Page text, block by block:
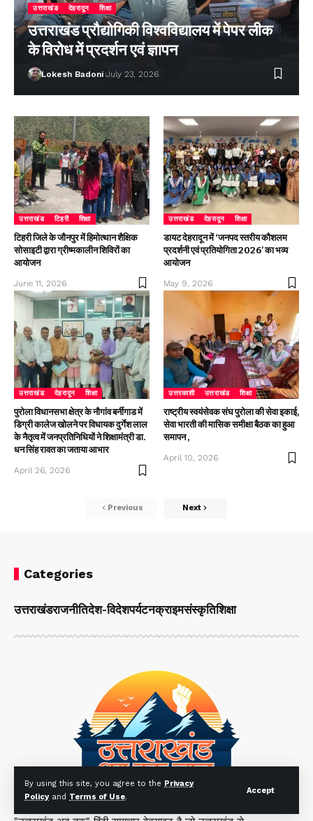
By using this site, you agree to the Privacy
Policyand Terms of Use.
Accept
उत्तराखंड देहरादून शिक्षा
उत्तराखंड प्रौद्योगिकी विश्वविद्यालय में पेपर लीक
के विरोध में प्रदर्शन एवं ज्ञापन
Lokesh Badoni July 23, 2026
उत्तराखंड टिहरी शिक्षा
टिहरी जिले के जौनपुर में हिमोत्थान शैक्षिक
सोसाइटी द्वारा ग्रीष्मकालीन शिविरों का
आयोजन
June 11, 2026
उत्तराखंड देहरादून शिक्षा
डायट देहरादून में ‘जनपद स्तरीय कौशलम
प्रदर्शनी एवं प्रतियोगिता 2026’ का भव्य
आयोजन
May 9, 2026
उत्तराखंड देहरादून शिक्षा
पुरोला विधानसभा क्षेत्र के नौगांव बर्नीगाड में
डिग्री कालेज खोलने पर विधायक दुर्गेश लाल
के नैतृत्व में जनप्रतिनिधियों ने शिक्षामंत्री डा.
धन सिंह रावत का जताया आभार
April 26, 2026
उत्तरकाशी उत्तराखंड शिक्षा
राष्ट्रीय स्वयंसेवक संघ पुरोला की सेवा इकाई,
सेवा भारती की मासिक समीक्षा बैठक का हुआ
समापन ,
April 10, 2026
Previous Next
Categories
उत्तराखंडराजनीतिदेश-विदेशपर्यटनक्राइमसंस्कृतिशिक्षा